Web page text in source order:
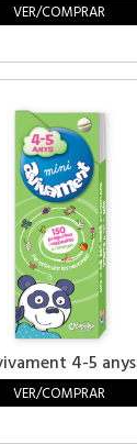
VER/COMPRAR
4-5 anys
VER/COMPRAR